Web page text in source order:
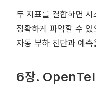
두 지표를 결합하면
정확하게 파악할 수
자동 부하 진단과 예
6장.